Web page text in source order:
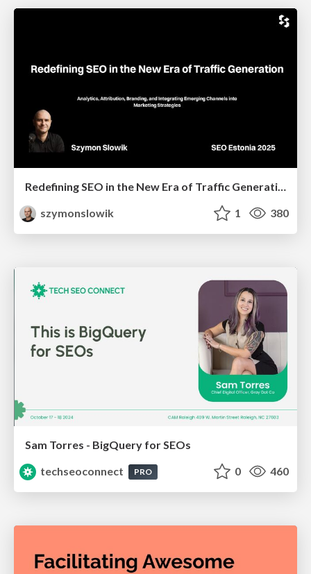
Redefining SEO in the New Era of Traffic Generation
szymonslowik
1 380
Sam Torres - BigQuery for SEOs
techseoconnect
PRO 0 460